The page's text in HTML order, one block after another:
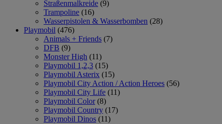
Straßenmalkreide (9)
Trampoline (16)
Wasserpistolen & Wasserbomben (28)
Playmobil (476)
Animals + Friends (7)
DFB (9)
Monster High (11)
Playmobil 1,2,3 (15)
Playmobil Asterix (15)
Playmobil City Action / Action Heroes (56)
Playmobil City Life (11)
Playmobil Color (8)
Playmobil Country (17)
Playmobil Dinos (11)